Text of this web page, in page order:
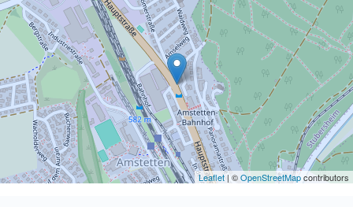
Leaflet| ©OpenStreetMapcontributors